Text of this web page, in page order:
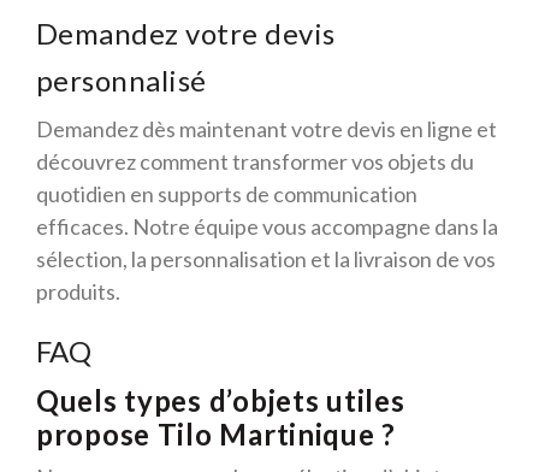
Demandez votre devis
personnalisé
Demandez dès maintenant votre devis en ligne et
découvrez comment transformer vos objets du
quotidien en supports de communication
efficaces. Notre équipe vous accompagne dans la
sélection, la personnalisation et la livraison de vos
produits.
FAQ
Quels types d’objets utiles
propose Tilo Martinique ?